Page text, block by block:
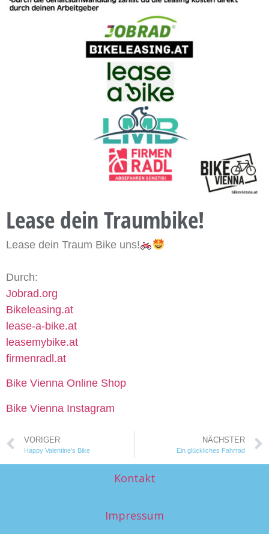
Lease dein Traumbike!
Lease dein Traum Bike uns!
Durch:
Jobrad.org
Bikeleasing.at
lease-a-bike.at
leasemybike.at
firmenradl.at
Bike Vienna Online Shop
Bike Vienna Instagram
VORIGER
Happy Valentine’s Bike
NÄCHSTER
Ein glückliches Fahrrad
Kontakt
Impressum